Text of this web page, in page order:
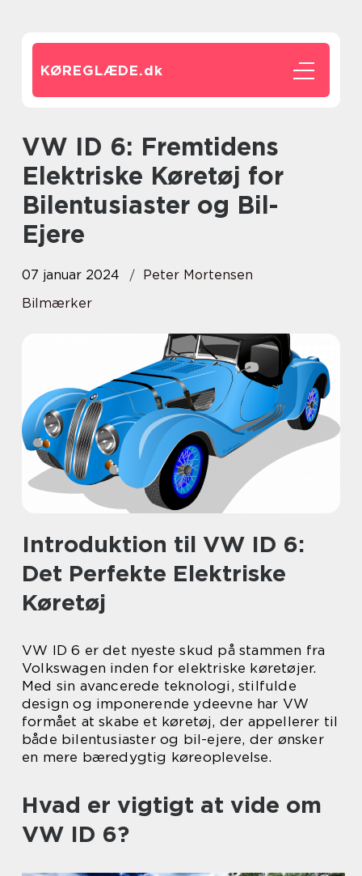
KØREGLÆDE.dk
VW ID 6: Fremtidens
Elektriske Køretøj for
Bilentusiaster og Bil-
Ejere
07 januar 2024
Peter Mortensen
Bilmærker
Introduktion til VW ID 6:
Det Perfekte Elektriske
Køretøj
VW ID 6 er det nyeste skud på stammen fra
Volkswagen inden for elektriske køretøjer.
Med sin avancerede teknologi, stilfulde
design og imponerende ydeevne har VW
formået at skabe et køretøj, der appellerer til
både bilentusiaster og bil-ejere, der ønsker
en mere bæredygtig køreoplevelse.
Hvad er vigtigt at vide om
VW ID 6?